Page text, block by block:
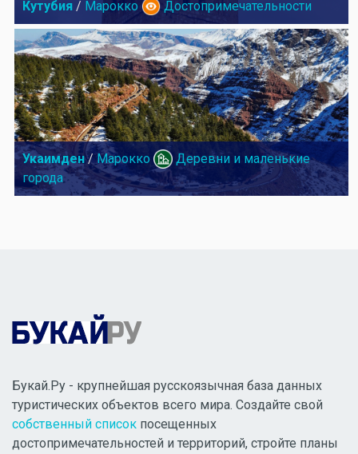
Кутубия / Марокко Достопримечательности
Укаимден/ Марокко
Деревни и маленькие
города
Букай.Ру - крупнейшая русскоязычная база данных
туристических объектов всего мира. Создайте свой
собственный список посещенных
достопримечательностей и территорий, стройте планы